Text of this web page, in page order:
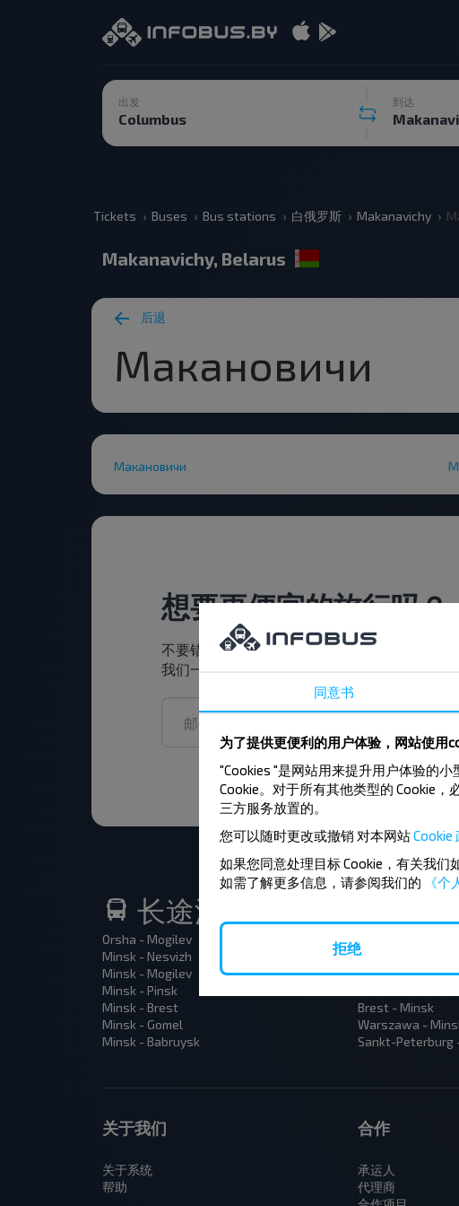
出发 到达
Tickets Buses Bus stations 白俄罗斯 Makanavichy
Makanavichy, Belarus
后退
Макановичи
Макановичи
想要更便宜的旅行吗？
不要错过INFOBUS的特殊优惠，折扣和其他有
我们一起旅行更便宜！
长途汽车热门路线
Orsha - Mogilev
Minsk - Nesvizh
Minsk - Mogilev
Minsk - Pinsk
Minsk - Brest
Minsk - Gomel
Minsk - Babruysk
Gomel - Minsk
Brest - Terespol
Brest - Minsk
Warszawa -
Sankt-Peterburg
关于我们
关于系统
帮助
合作
承运人
代理商
同意书
为了提供更便利的用户体验，网站使用
"Cookies "是网站用来提升用户体验的
Cookie。对于所有其他类型的 Cookie
三方服务放置的。
您可以随时更改或撤销 对本网站Cookie
如果您同意处理目标 Cookie，有关我们
如需了解更多信息，请参阅我们的
《个
拒绝